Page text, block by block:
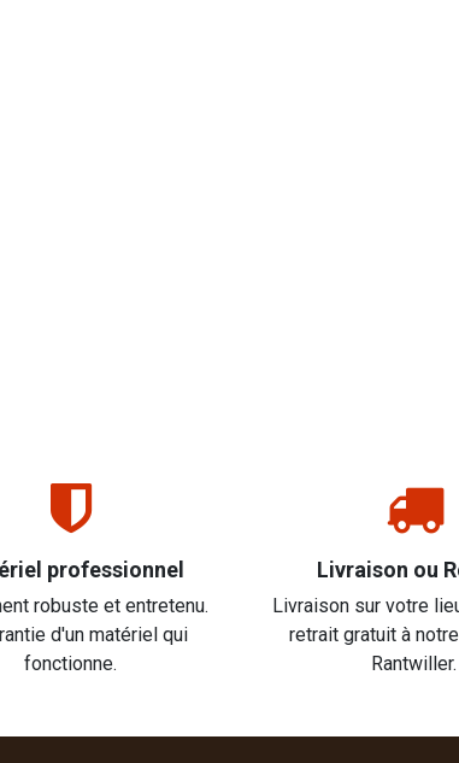
professionnel
robuste et entretenu.
d'un matériel qui
fonctionne.
Livraison ou
Livraison sur votre
retrait gratuit à
Rantwiller.